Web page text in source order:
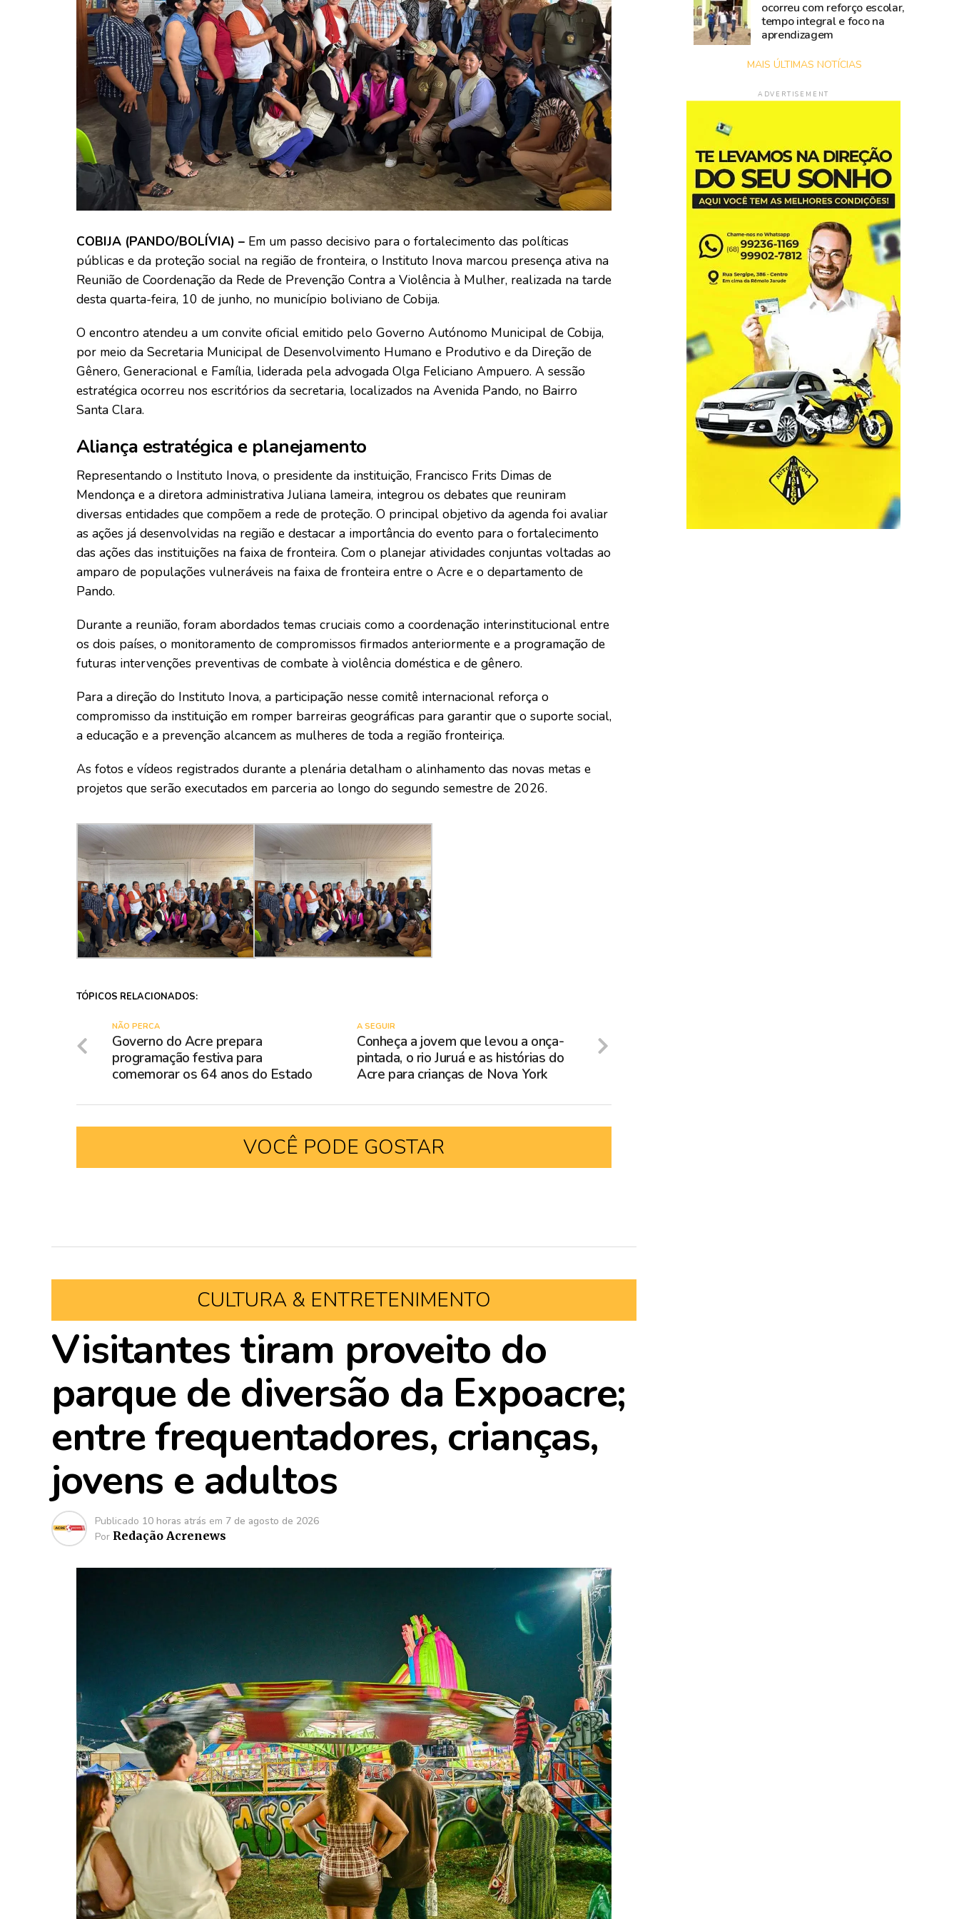
COBIJA (PANDO/BOLÍVIA) – Em um passo decisivo para o fortalecimento das políticas
públicas e da proteção social na região de fronteira, o Instituto Inova marcou presença ativa na
Reunião de Coordenação da Rede de Prevenção Contra a Violência à Mulher, realizada na tarde
desta quarta-feira, 10 de junho, no município boliviano de Cobija.
O encontro atendeu a um convite oficial emitido pelo Governo Autónomo Municipal de Cobija,
por meio da Secretaria Municipal de Desenvolvimento Humano e Produtivo e da Direção de
Gênero, Generacional e Família, liderada pela advogada Olga Feliciano Ampuero. A sessão
estratégica ocorreu nos escritórios da secretaria, localizados na Avenida Pando, no Bairro
Santa Clara.
Aliança estratégica e planejamento
Representando o Instituto Inova, o presidente da instituição, Francisco Frits Dimas de
Mendonça e a diretora administrativa Juliana lameira, integrou os debates que reuniram
diversas entidades que compõem a rede de proteção. O principal objetivo da agenda foi avaliar
as ações já desenvolvidas na região e destacar a importância do evento para o fortalecimento
das ações das instituições na faixa de fronteira. Com o planejar atividades conjuntas voltadas ao
amparo de populações vulneráveis na faixa de fronteira entre o Acre e o departamento de
Pando.
Durante a reunião, foram abordados temas cruciais como a coordenação interinstitucional entre
os dois países, o monitoramento de compromissos firmados anteriormente e a programação de
futuras intervenções preventivas de combate à violência doméstica e de gênero.
Para a direção do Instituto Inova, a participação nesse comitê internacional reforça o
compromisso da instituição em romper barreiras geográficas para garantir que o suporte social,
a educação e a prevenção alcancem as mulheres de toda a região fronteiriça.
As fotos e vídeos registrados durante a plenária detalham o alinhamento das novas metas e
projetos que serão executados em parceria ao longo do segundo semestre de 2026.
TÓPICOS RELACIONADOS:
A SEGUIR
Conheça a jovem que levou a onça-
pintada, o rio Juruá e as histórias do
Acre para crianças de Nova York
NÃO PERCA
Governo do Acre prepara
programação festiva para
comemorar os 64 anos do Estado
VOCÊ PODE GOSTAR
CULTURA & ENTRETENIMENTO
Visitantes tiram proveito do
parque de diversão da Expoacre;
entre frequentadores, crianças,
jovens e adultos
Publicado 10 horas atrás em 7 de agosto de 2026
Por Redação Acrenews
ocorreu com reforço escolar,
tempo integral e foco na
aprendizagem
MAIS ÚLTIMAS NOTÍCIAS
ADVERTISEMENT